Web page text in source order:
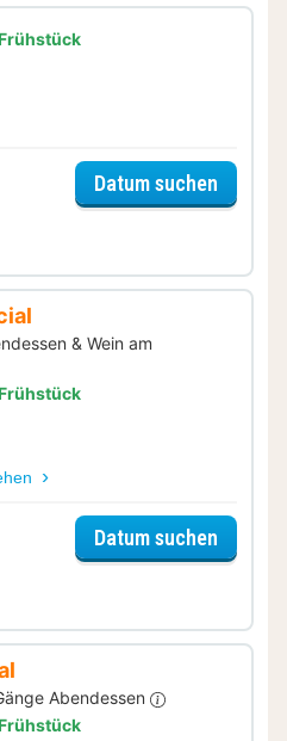
Datum suchen
& Wein am
Datum suchen
Abendessen